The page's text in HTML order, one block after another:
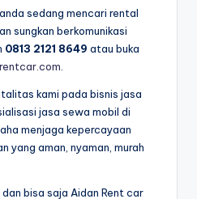
sedang mencari rental
sungkan berkomunikasi
0813 2121 8649 atau buka
kami pada bisnis jasa
jasa sewa mobil di
menjaga kepercayaan
yang aman, nyaman, murah
bisa saja Aidan Rent car